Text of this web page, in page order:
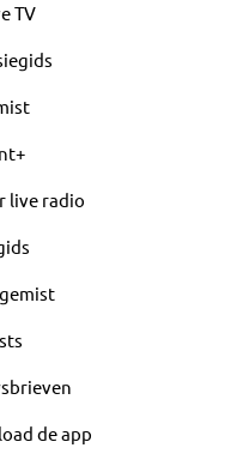
TV
live radio
de app